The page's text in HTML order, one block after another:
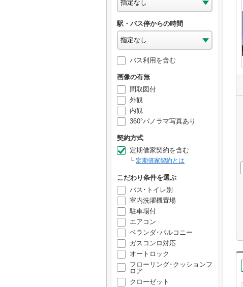
駅・バス停からの時間
バス利用を含む
画像の有無
間取図付
外観
内観
360°パノラマ写真あり
契約方式
定期借家契約を含む
定期借家契約とは
こだわり条件を選ぶ
バス･トイレ別
室内洗濯機置場
駐車場付
エアコン
ベランダ･バルコニー
ガスコンロ対応
オートロック
フローリング･クッションフ
ロア
クローゼット